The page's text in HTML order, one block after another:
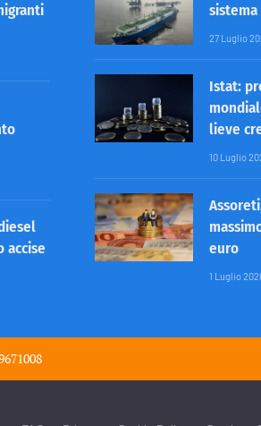
accise
27 Luglio
Istat:
lieve
10 Luglio
euro
1 Luglio